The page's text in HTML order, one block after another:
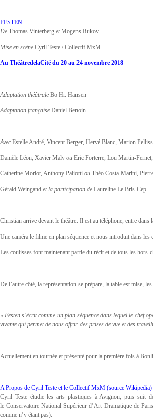
FESTEN
De Thomas Vinterberg etMogens Rukov
Mise en scène Cyril Teste / Collectif MxM
Au ThéâtredelaCité du 20 au 24 novembre 2018
Adaptation théâtrale Bo Hr. Hansen
Adaptation française Daniel Benoin
Avec Estelle André, Vincent Berger, Hervé Blanc, Marion
Danièle Léon, Xavier Maly ou Eric Forterre, Lou Martin-
Catherine Morlot, Anthony Paliotti ou Théo Costa-Marini,
Gérald Weingand et la participation de Laureline Le Bris-Cep
Christian arrive devant le théâtre. Il est au téléphone, entre dans
Une caméra le filme en plan séquence et nous introduit dans les
Les coulisses font maintenant partie du récit et de tous les hors-
De l’autre côté, la représentation se prépare, la table est mise,
« Festen s’écrit comme un plan séquence dans lequel le chef
vivante qui permet de nous offrir des prises de vue et des
Actuellement en tournée et présenté pour la première fois à
A Propos de Cyril Teste et le Collectif MxM (source Wikipedia)
Cyril Teste étudie les arts plastiques à Avignon, puis suit
le Conservatoire National Supérieur d’Art Dramatique de
comme n’y étant pas).